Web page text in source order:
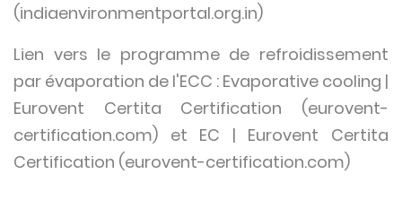
(indiaenvironmentportal.org.in)
Lien vers le programme de refroidissement
par évaporation de l'ECC : Evaporative cooling |
Eurovent Certita Certification (eurovent-
certification.com) et EC | Eurovent Certita
Certification (eurovent-certification.com)